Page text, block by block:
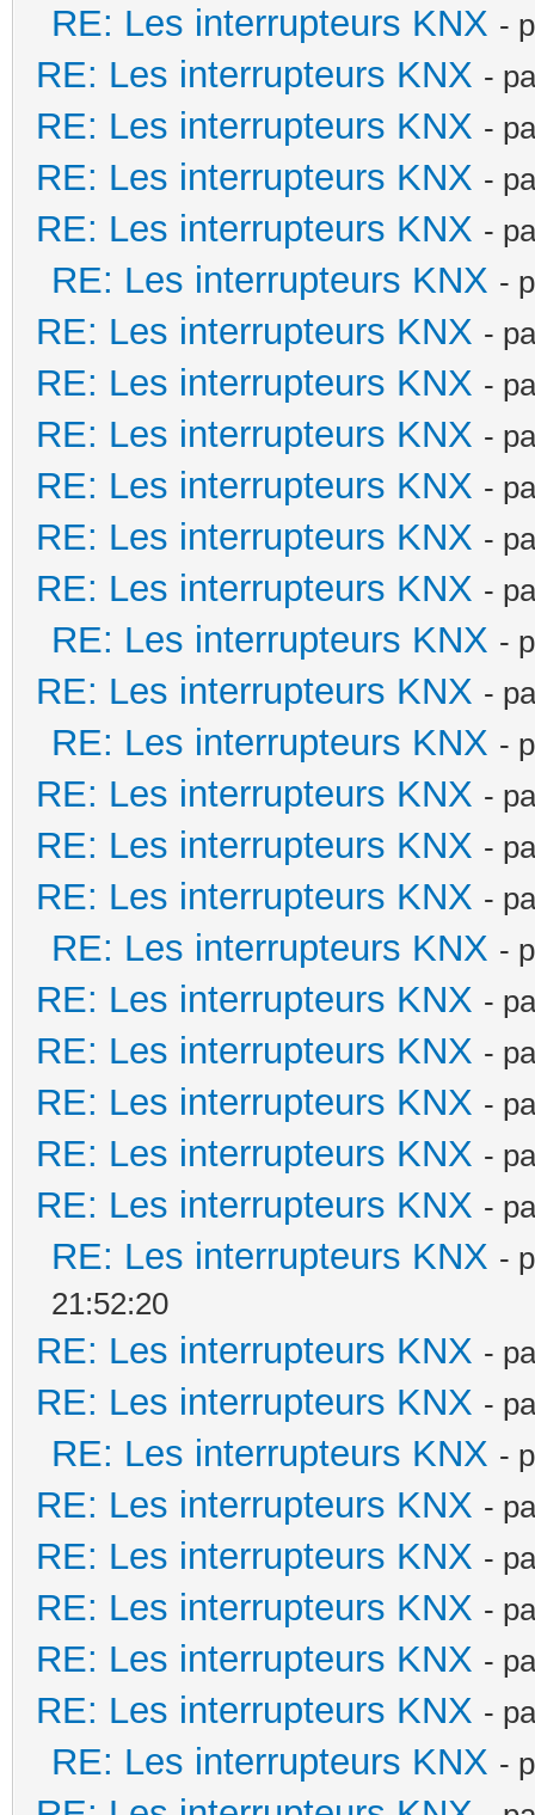
RE: Les interrupteurs KNX -
RE: Les interrupteurs KNX -
RE: Les interrupteurs KNX -
RE: Les interrupteurs KNX -
RE: Les interrupteurs KNX -
RE: Les interrupteurs KNX -
RE: Les interrupteurs KNX -
RE: Les interrupteurs KNX -
RE: Les interrupteurs KNX -
RE: Les interrupteurs KNX -
RE: Les interrupteurs KNX -
RE: Les interrupteurs KNX -
RE: Les interrupteurs KNX -
RE: Les interrupteurs KNX -
RE: Les interrupteurs KNX -
RE: Les interrupteurs KNX -
RE: Les interrupteurs KNX -
RE: Les interrupteurs KNX -
RE: Les interrupteurs KNX -
RE: Les interrupteurs KNX -
RE: Les interrupteurs KNX -
RE: Les interrupteurs KNX -
RE: Les interrupteurs KNX -
RE: Les interrupteurs KNX -
RE: Les interrupteurs KNX -
21:52:20
RE: Les interrupteurs KNX -
RE: Les interrupteurs KNX -
RE: Les interrupteurs KNX -
RE: Les interrupteurs KNX -
RE: Les interrupteurs KNX -
RE: Les interrupteurs KNX -
RE: Les interrupteurs KNX -
RE: Les interrupteurs KNX -
RE: Les interrupteurs KNX -